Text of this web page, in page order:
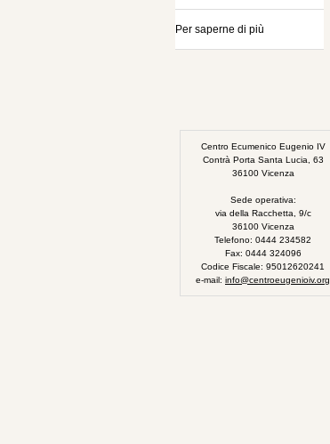
Per saperne di più
Centro Ecumenico Eugenio IV
Contrà Porta Santa Lucia, 63
36100 Vicenza
Sede operativa:
via della Racchetta, 9/c
36100 Vicenza
Telefono: 0444 234582
Fax: 0444 324096
Codice Fiscale: 95012620241
e-mail: info@centroeugenioiv.org